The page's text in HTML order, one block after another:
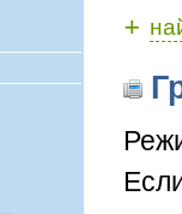
+